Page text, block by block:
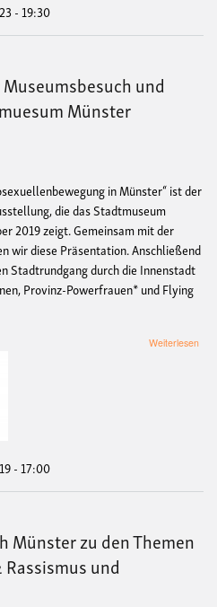
- 19:30
und
Münster
in Münster“ ist der
die das Stadtmuseum
2019 zeigt. Gemeinsam mit der
wir diese Präsentation. Anschließend
Stadtrundgang durch die Innenstadt
Provinz-Powerfrauen* und Flying
Weiterlesen
- 17:00
Münster zu den Themen
und